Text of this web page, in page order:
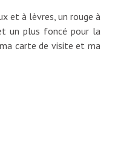
et à lèvres, un rouge à
un plus foncé pour la
carte de visite et ma